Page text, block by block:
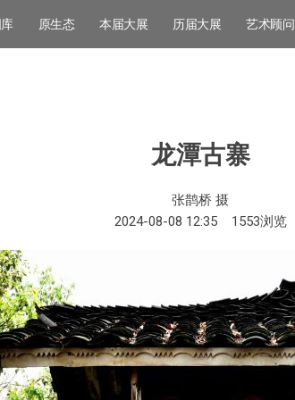
原生态 本届大展 历届大展 艺术顾问
龙潭古寨
张鹊桥 摄
2024-08-08 12:35
1553浏览